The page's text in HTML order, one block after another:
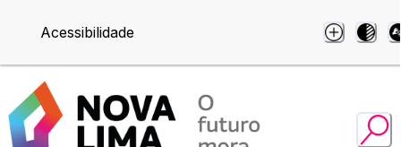
Acessibilidade